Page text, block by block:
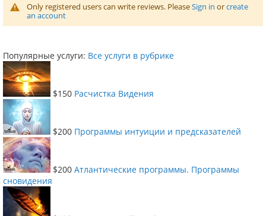
Only registered users can write reviews. PleaseSign in orcreate
an account
Популярные услуги: Все услуги в рубрике
$150 Расчистка Видения
$200 Программы интуиции и предсказателей
$200 Атлантические программы. Программы
сновидения